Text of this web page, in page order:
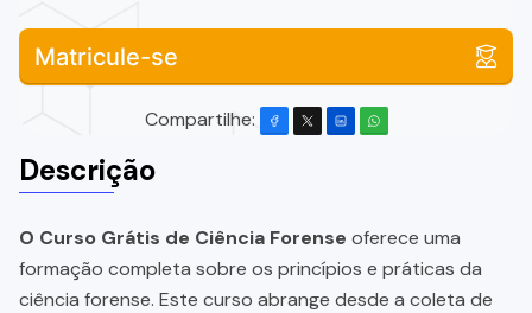
Matricule-se
Compartilhe:
Descrição
O Curso Grátis de Ciência Forense oferece uma
formação completa sobre os princípios e práticas da
ciência forense. Este curso abrange desde a coleta de